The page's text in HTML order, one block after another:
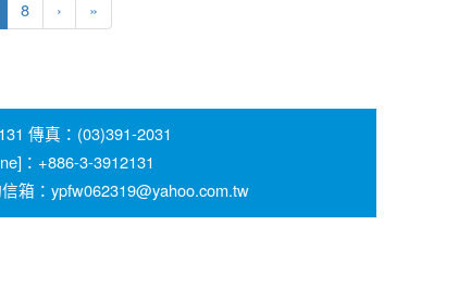
8 › »
傳真：(03)391-2031
：+886-3-3912131
箱：ypfw062319@yahoo.com.tw